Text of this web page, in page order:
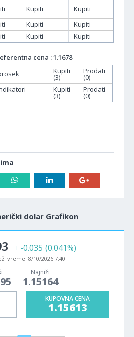
Kupiti
Kupiti
Kupiti
Kupiti
Kupiti Kupiti
cena : 1.1678
Kupiti
(3)
Prodati
(0)
-
Kupiti
(3)
Prodati
(0)
dolar Grafikon
-0.035 (0.041%)
vreme: 8/10/2026 7:40
Najniži
1.15164
KUPOVNA CENA
1.15613